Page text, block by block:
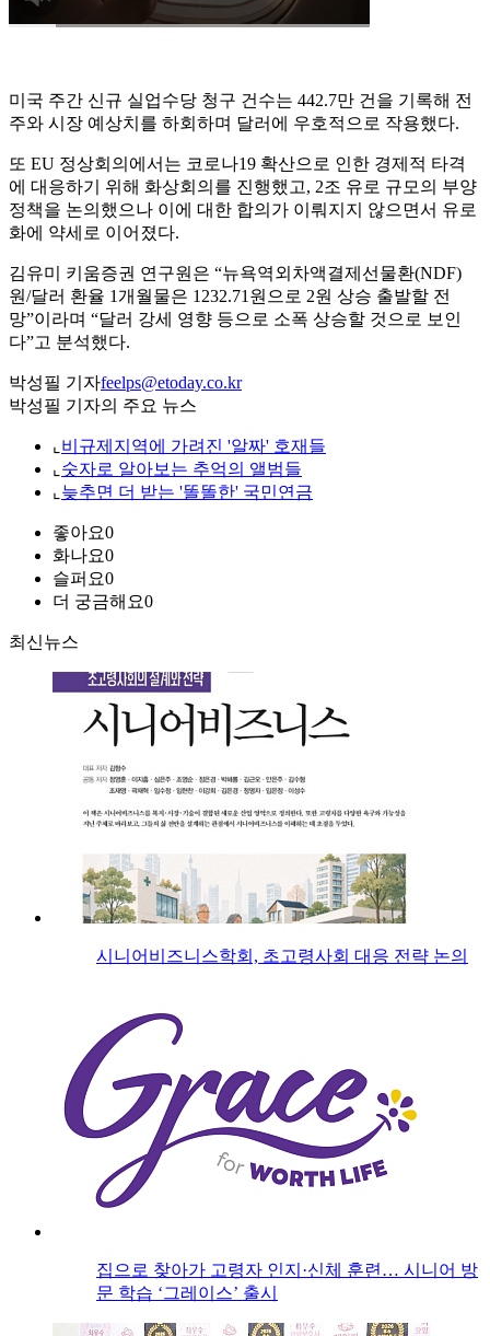
미국 주간 신규 실업수당 청구 건수는 442.7만 건을 기록해 전
주와 시장 예상치를 하회하며 달러에 우호적으로 작용했다.
또 EU 정상회의에서는 코로나19 확산으로 인한 경제적 타격
에 대응하기 위해 화상회의를 진행했고, 2조 유로 규모의 부양
정책을 논의했으나 이에 대한 합의가 이뤄지지 않으면서 유로
화에 약세로 이어졌다.
김유미 키움증권 연구원은 “뉴욕역외차액결제선물환(NDF)
원/달러 환율 1개월물은 1232.71원으로 2원 상승 출발할 전
망”이라며 “달러 강세 영향 등으로 소폭 상승할 것으로 보인
다”고 분석했다.
박성필 기자feelps@etoday.co.kr
박성필 기자의 주요 뉴스
⌞ 비규제지역에 가려진 '알짜' 호재들
⌞ 숫자로 알아보는 추억의 앨범들
⌞ 늦추면 더 받는 '똘똘한' 국민연금
좋아요0
화나요0
슬퍼요0
더 궁금해요0
최신뉴스
시니어비즈니스학회, 초고령사회 대응 전략 논의
집으로 찾아가 고령자 인지·신체 훈련… 시니어 방
문 학습 ‘그레이스’ 출시